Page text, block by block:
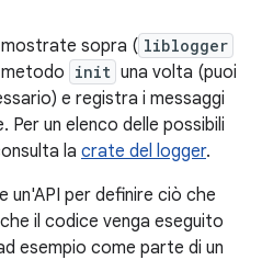
mostrate sopra ( liblogger
metodo init una volta (puoi
e registra i messaggi
un elenco delle possibili
la crate del logger.
per definire ciò che
il codice venga eseguito
esempio come parte di un